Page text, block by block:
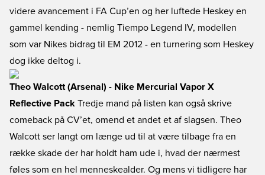
videre avancement i FA Cup’en og her luftede Heskey en
gammel kending - nemlig Tiempo Legend IV, modellen
som var Nikes bidrag til EM 2012 - en turnering som Heskey
dog ikke deltog i.
Theo Walcott (Arsenal) - Nike Mercurial Vapor X
Reflective Pack Tredje mand på listen kan også skrive
comeback på CV’et, omend et andet et af slagsen. Theo
Walcott ser langt om længe ud til at være tilbage fra en
række skade der har holdt ham ude i, hvad der nærmest
føles som en hel menneskealder. Og mens vi tidligere har